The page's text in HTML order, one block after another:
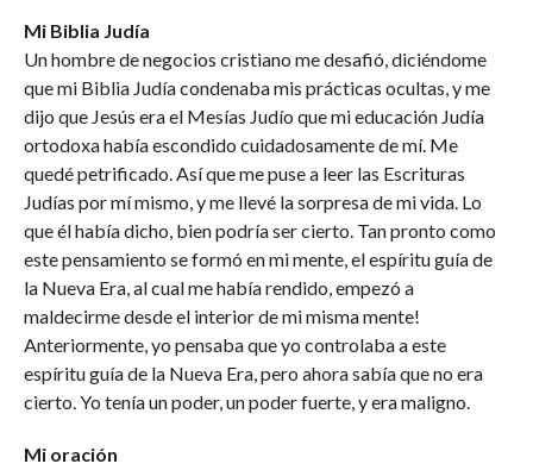
Mi Biblia Judía
Un hombre de negocios cristiano me desafió, diciéndome
que mi Biblia Judía condenaba mis prácticas ocultas, y me
dijo que Jesús era el Mesías Judío que mi educación Judía
ortodoxa había escondido cuidadosamente de mí. Me
quedé petrificado. Así que me puse a leer las Escrituras
Judías por mí mismo, y me llevé la sorpresa de mi vida. Lo
que él había dicho, bien podría ser cierto. Tan pronto como
este pensamiento se formó en mi mente, el espíritu guía de
la Nueva Era, al cual me había rendido, empezó a
maldecirme desde el interior de mi misma mente!
Anteriormente, yo pensaba que yo controlaba a este
espíritu guía de la Nueva Era, pero ahora sabía que no era
cierto. Yo tenía un poder, un poder fuerte, y era maligno.
Mi oración